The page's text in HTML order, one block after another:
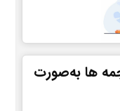
ها به‌صورت